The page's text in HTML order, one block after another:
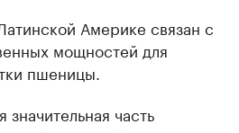
Америке связан с
мощностей для
пшеницы.
часть